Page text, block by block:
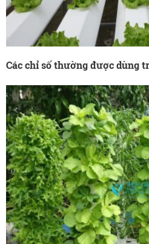
Các chỉ số thường được dùng